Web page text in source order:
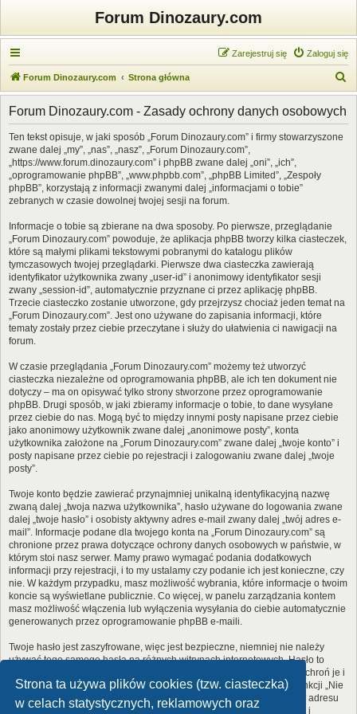
Strona ta używa plików cookies (tzw. ciasteczka)
w celach statystycznych, reklamowych oraz
Forum Dinozaury.com
Zaloguj się
Zarejestruj się
Forum Dinozaury.com Strona główna
z
Forum Dinozaury.com - Zasady ochrony danych osobowych
Ten tekst opisuje, w jaki sposób „Forum Dinozaury.com” i firmy stowarzyszone
zwane dalej „my”, „nas”, „nasz”, „Forum Dinozaury.com”,
„https://www.forum.dinozaury.com” i phpBB zwane dalej „oni”, „ich”,
„oprogramowanie phpBB”, „www.phpbb.com”, „phpBB Limited”, „Zespoły
phpBB”, korzystają z informacji zwanymi dalej „informacjami o tobie”
zebranych w czasie dowolnej twojej sesji na forum.
Informacje o tobie są zbierane na dwa sposoby. Po pierwsze, przeglądanie
„Forum Dinozaury.com” powoduje, że aplikacja phpBB tworzy kilka ciasteczek,
które są małymi plikami tekstowymi pobranymi do katalogu plików
tymczasowych twojej przeglądarki. Pierwsze dwa ciasteczka zawierają
identyfikator użytkownika zwany „user-id” i anonimowy identyfikator sesji
zwany „session-id”, automatycznie przyznane ci przez aplikację phpBB.
Trzecie ciasteczko zostanie utworzone, gdy przejrzysz chociaż jeden temat na
„Forum Dinozaury.com”. Jest ono używane do zapisania informacji, które
tematy zostały przez ciebie przeczytane i służy do ułatwienia ci nawigacji na
forum.
W czasie przeglądania „Forum Dinozaury.com” możemy też utworzyć
ciasteczka niezależne od oprogramowania phpBB, ale ich ten dokument nie
dotyczy – ma on opisywać tylko strony stworzone przez oprogramowanie
phpBB. Drugi sposób, w jaki zbieramy informacje o tobie, to dane wysyłane
przez ciebie do nas. Mogą być to między innymi posty napisane przez ciebie
jako anonimowy użytkownik zwane dalej „anonimowe posty”, konta
użytkownika założone na „Forum Dinozaury.com” zwane dalej „twoje konto” i
posty napisane przez ciebie po rejestracji i zalogowaniu zwane dalej „twoje
posty”.
Twoje konto będzie zawierać przynajmniej unikalną identyfikacyjną nazwę
zwaną dalej „twoja nazwa użytkownika”, hasło używane do logowania zwane
dalej „twoje hasło” i osobisty aktywny adres e-mail zwany dalej „twój adres e-
mail”. Informacje podane dla twojego konta na „Forum Dinozaury.com” są
chronione przez prawa dotyczące ochrony danych osobowych w państwie, w
którym stoi nasz serwer. Mamy prawo wymagać podania dodatkowych
informacji przy rejestracji, i to my ustalamy czy podanie ich jest konieczne, czy
nie. W każdym przypadku, masz możliwość wybrania, które informacje o twoim
koncie są wyświetlane publicznie. Co więcej, w panelu zarządzania kontem
masz możliwość włączenia lub wyłączenia wysyłania do ciebie automatycznie
generowanych przez oprogramowanie phpBB e-maili.
Twoje hasło jest zaszyfrowane, więc jest bezpieczne, niemniej nie należy
używać tego samego hasła na różnych witrynach internetowych. Hasło to
umożliwia dostęp do twojego konta na „Forum Dinozaury.com”, więc chroń je i
w żadnym wypadku nie podawajnikomu. Jeśli je zapomnisz, użyj funkcji „Nie
pamiętam hasła”. Witryna poprosi cię o podanie nazwy użytkownika i adresu
e-mail. Po podaniu tych danych zostanie wygenerowane nowe hasło i